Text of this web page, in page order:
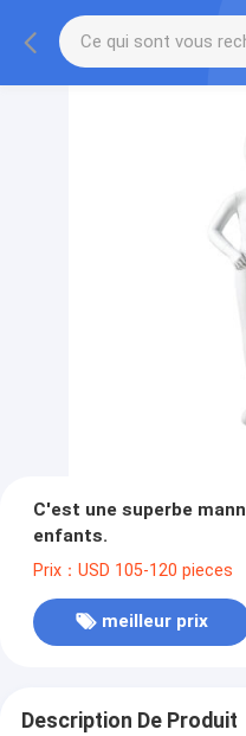
C'est une superbe
enfants.
Prix：USD 105-120 pieces
meilleur prix
Description De Produit